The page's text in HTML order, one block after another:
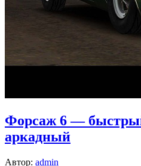
Форсаж 6 —
аркадный
Автор: admin